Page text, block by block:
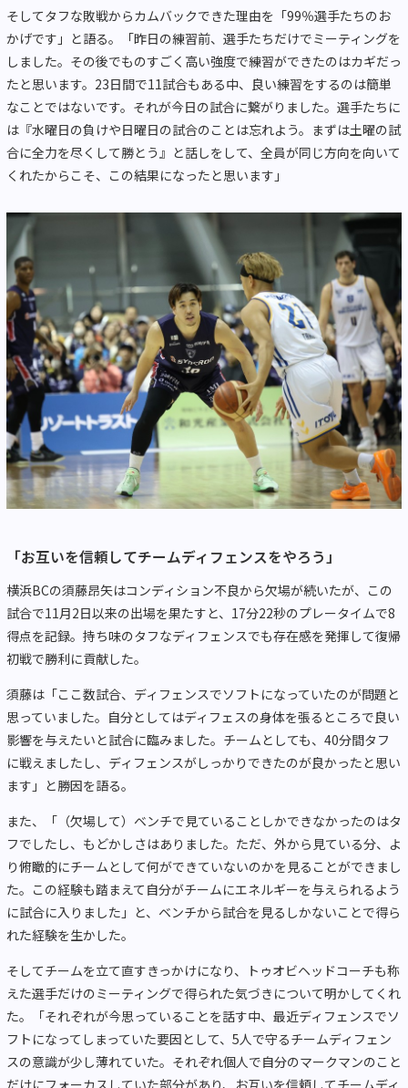
そしてタフな敗戦からカムバックできた理由を「99％選手たちのお
かげです」と語る。「昨日の練習前、選手たちだけでミーティングを
しました。その後でものすごく高い強度で練習ができたのはカギだっ
たと思います。23日間で11試合もある中、良い練習をするのは簡単
なことではないです。それが今日の試合に繋がりました。選手たちに
は『水曜日の負けや日曜日の試合のことは忘れよう。まずは土曜の試
合に全力を尽くして勝とう』と話しをして、全員が同じ方向を向いて
くれたからこそ、この結果になったと思います」
「お互いを信頼してチームディフェンスをやろう」
横浜BCの須藤昂矢はコンディション不良から欠場が続いたが、この
試合で11月2日以来の出場を果たすと、17分22秒のプレータイムで8
得点を記録。持ち味のタフなディフェンスでも存在感を発揮して復帰
初戦で勝利に貢献した。
須藤は「ここ数試合、ディフェンスでソフトになっていたのが問題と
思っていました。自分としてはディフェスの身体を張るところで良い
影響を与えたいと試合に臨みました。チームとしても、40分間タフ
に戦えましたし、ディフェンスがしっかりできたのが良かったと思い
ます」と勝因を語る。
また、「（欠場して）ベンチで見ていることしかできなかったのはタ
フでしたし、もどかしさはありました。ただ、外から見ている分、よ
り俯瞰的にチームとして何ができていないのかを見ることができまし
た。この経験も踏まえて自分がチームにエネルギーを与えられるよう
に試合に入りました」と、ベンチから試合を見るしかないことで得ら
れた経験を生かした。
そしてチームを立て直すきっかけになり、トゥオビヘッドコーチも称
えた選手だけのミーティングで得られた気づきについて明かしてくれ
た。「それぞれが今思っていることを話す中、最近ディフェンスでソ
フトになってしまっていた要因として、5人で守るチームディフェン
スの意識が少し薄れていた。それぞれ個人で自分のマークマンのこと